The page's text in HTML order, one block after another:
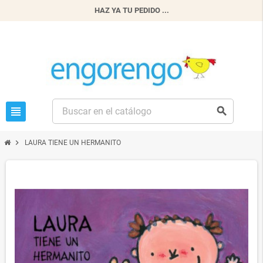
HAZ YA TU PEDIDO ...
view_headline search
chevron_right LAURA TIENE UN HERMANITO